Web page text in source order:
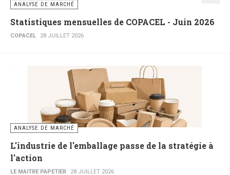
ANALYSE DE MARCHÉ
Statistiques mensuelles de COPACEL - Juin 2026
COPACEL 28 JUILLET 2026
ANALYSE DE MARCHÉ
L'industrie de l'emballage passe de la stratégie à
l'action
LE MAITRE PAPETIER 28 JUILLET 2026